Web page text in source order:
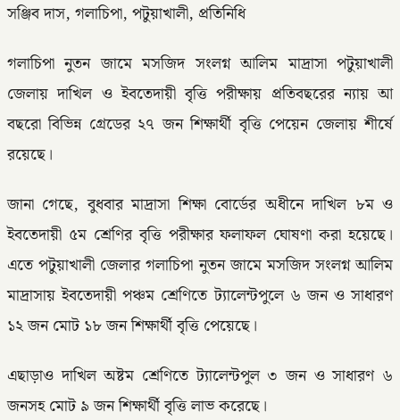
সঞ্জিব দাস, গলাচিপা, পটুয়াখালী, প্রতিনিধি
গলাচিপা নুতন জামে মসজিদ সংলগ্ন আলিম মাদ্রাসা পটুয়াখালী
জেলায় দাখিল ও ইবতেদায়ী বৃত্তি পরীক্ষায় প্রতিবছরের ন্যায় আ
বছরো বিভিন্ন গ্রেডের ২৭ জন শিক্ষার্থী বৃত্তি পেয়েন জেলায় শীর্ষে
রয়েছে।
জানা গেছে, বুধবার মাদ্রাসা শিক্ষা বোর্ডের অধীনে দাখিল ৮ম ও
ইবতেদায়ী ৫ম শ্রেণির বৃত্তি পরীক্ষার ফলাফল ঘোষণা করা হয়েছে।
এতে পটুয়াখালী জেলার গলাচিপা নুতন জামে মসজিদ সংলগ্ন আলিম
মাদ্রাসায় ইবতেদায়ী পঞ্চম শ্রেণিতে ট্যালেন্টপুলে ৬ জন ও সাধারণ
১২ জন মোট ১৮ জন শিক্ষার্থী বৃত্তি পেয়েছে।
এছাড়াও দাখিল অষ্টম শ্রেণিতে ট্যালেন্টপুল ৩ জন ও সাধারণ ৬
জনসহ মোট ৯ জন শিক্ষার্থী বৃত্তি লাভ করেছে।